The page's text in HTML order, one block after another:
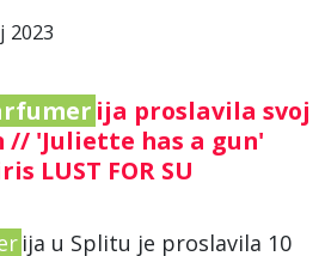
2023
ija proslavila svoj
// 'Juliette has a gun'
LUST FOR SU
ija u Splitu je proslavila 10